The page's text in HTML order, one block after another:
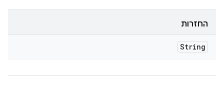
החזרות
String